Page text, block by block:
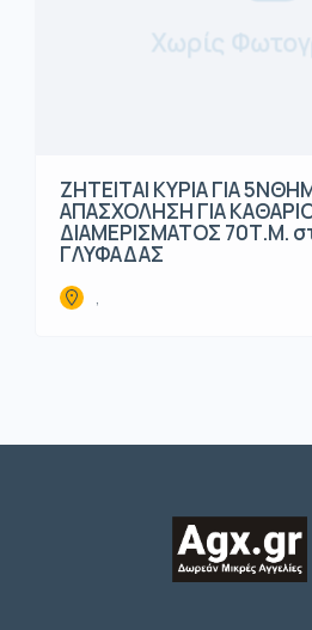
Χωρίς
ΖΗΤΕΙΤΑΙ ΚΥΡΙΑ ΓΙΑ
ΑΠΑΣΧΟΛΗΣΗ ΓΙΑ
ΔΙΑΜΕΡΙΣΜΑΤΟΣ 70Τ.Μ.
ΓΛΥΦΑΔΑΣ
,